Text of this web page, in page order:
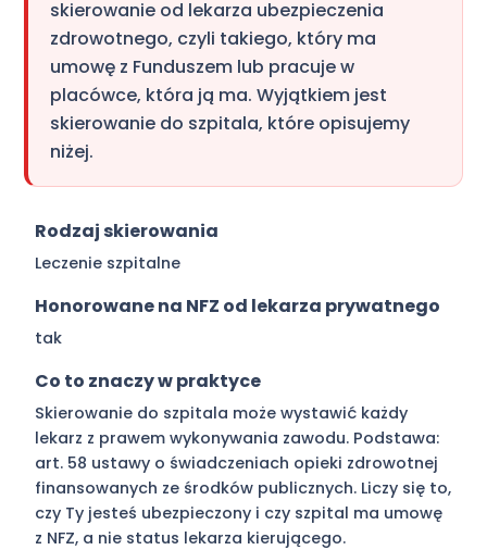
skierowanie od lekarza ubezpieczenia
zdrowotnego, czyli takiego, który ma
umowę z Funduszem lub pracuje w
placówce, która ją ma. Wyjątkiem jest
skierowanie do szpitala, które opisujemy
niżej.
Rodzaj skierowania
Leczenie szpitalne
Honorowane na NFZ od lekarza prywatnego
tak
Co to znaczy w praktyce
Skierowanie do szpitala może wystawić każdy
lekarz z prawem wykonywania zawodu. Podstawa:
art. 58 ustawy o świadczeniach opieki zdrowotnej
finansowanych ze środków publicznych. Liczy się to,
czy Ty jesteś ubezpieczony i czy szpital ma umowę
z NFZ, a nie status lekarza kierującego.